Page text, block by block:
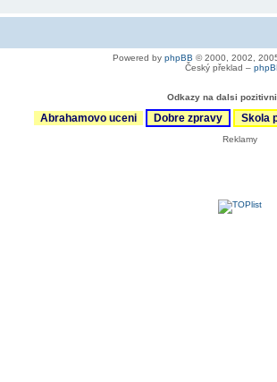
Powered by phpBB © 2000, 2002,
Český překlad –
Odkazy na dalsi
Abrahamovo uceni Dobre zpravy Skola
Reklamy